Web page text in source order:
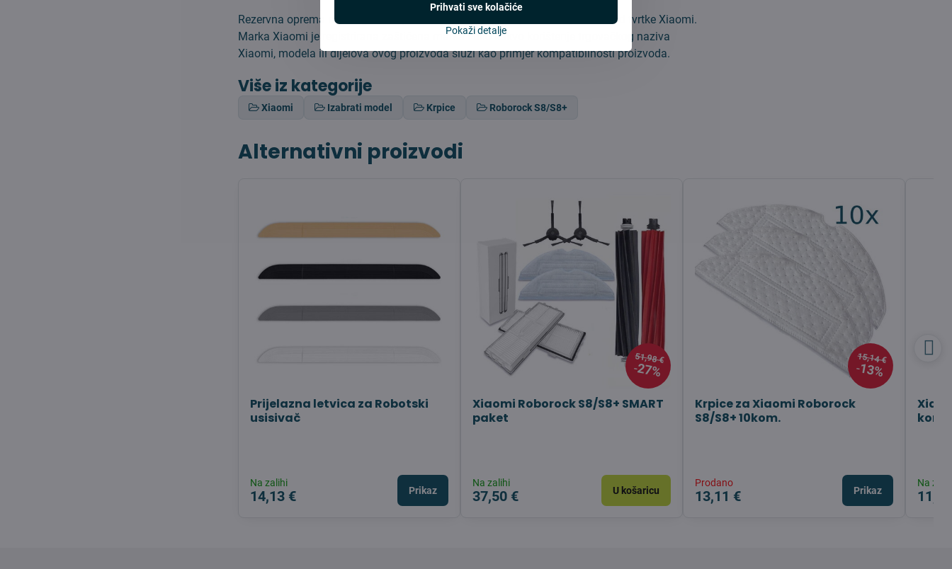
Rezervna oprema nije originalan proizvod Xiaomi te za nju ne važi jamstvo od tvrtke Xiaomi.
Marka Xiaomi je registrirana zaštićena marka i bilo kakvo korištenje trgovačkog naziva
Xiaomi, modela ili dijelova ovog proizvoda služi kao primjer kompatibilnosti proizvoda.
Više iz kategorije
Xiaomi Izabrati model Krpice Roborock S8/S8+
Alternativni proizvodi
Prijelazna letvica za Robotski
usisivač
Na zalihi
14,13 € Prikaz
51,98 €
27%
Xiaomi Roborock S8/S8+ SMART
paket
Na zalihi
37,50 € U košaricu
15,14 €
13%
Krpice za Xiaomi Roborock
S8/S8+ 10kom.
Prodano
13,11 € Prikaz
kom.
Na
Pokaži detalje
Prihvati sve kolačiće